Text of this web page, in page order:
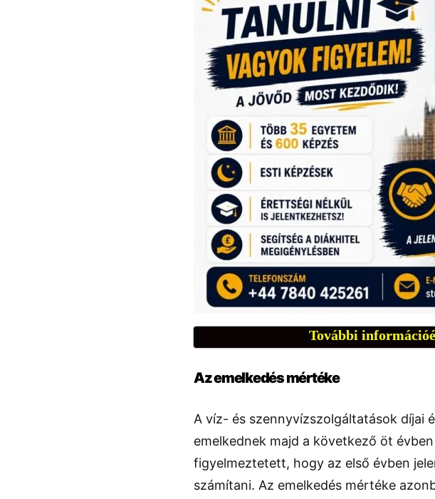
További
Az emelkedés mértéke
A víz- és szennyvízszolgáltatások díjai
emelkednek majd a következő öt
figyelmeztetett, hogy az első évben
számítani. Az emelkedés mértéke